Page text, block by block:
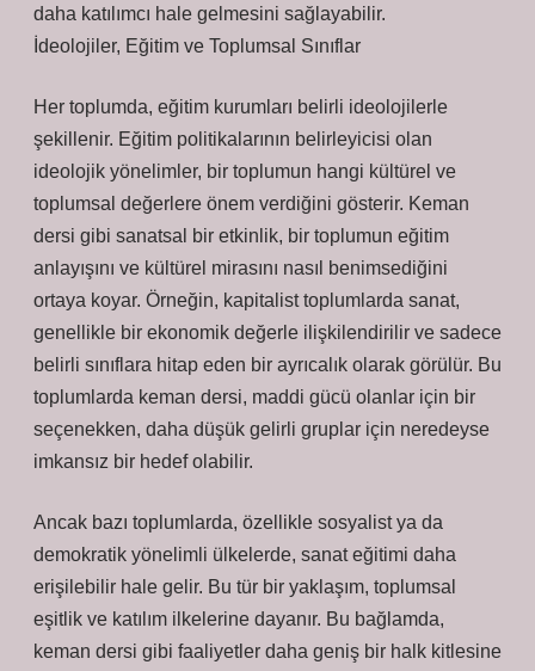
daha katılımcı hale gelmesini sağlayabilir.
İdeolojiler, Eğitim ve Toplumsal Sınıflar
Her toplumda, eğitim kurumları belirli ideolojilerle
şekillenir. Eğitim politikalarının belirleyicisi olan
ideolojik yönelimler, bir toplumun hangi kültürel ve
toplumsal değerlere önem verdiğini gösterir. Keman
dersi gibi sanatsal bir etkinlik, bir toplumun eğitim
anlayışını ve kültürel mirasını nasıl benimsediğini
ortaya koyar. Örneğin, kapitalist toplumlarda sanat,
genellikle bir ekonomik değerle ilişkilendirilir ve sadece
belirli sınıflara hitap eden bir ayrıcalık olarak görülür. Bu
toplumlarda keman dersi, maddi gücü olanlar için bir
seçenekken, daha düşük gelirli gruplar için neredeyse
imkansız bir hedef olabilir.
Ancak bazı toplumlarda, özellikle sosyalist ya da
demokratik yönelimli ülkelerde, sanat eğitimi daha
erişilebilir hale gelir. Bu tür bir yaklaşım, toplumsal
eşitlik ve katılım ilkelerine dayanır. Bu bağlamda,
keman dersi gibi faaliyetler daha geniş bir halk kitlesine